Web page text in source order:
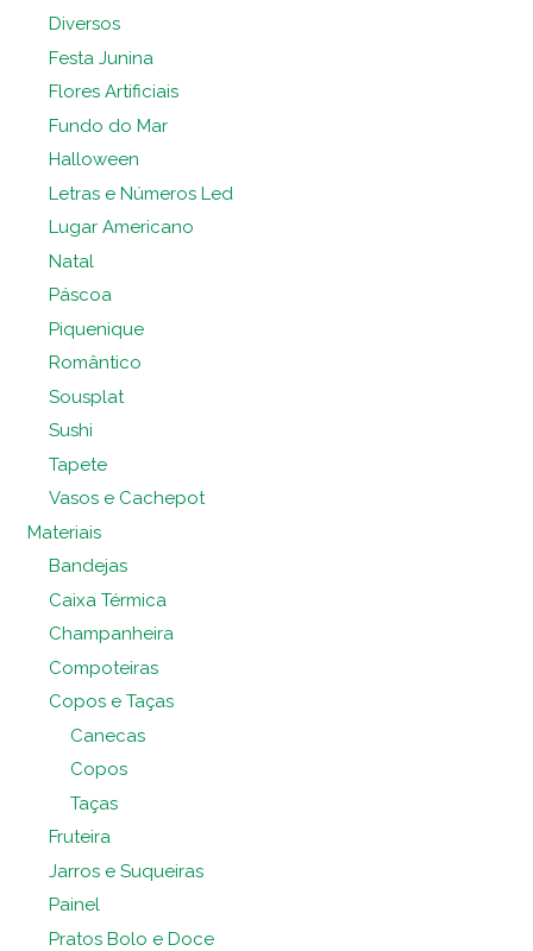
Diversos
Festa Junina
Flores Artificiais
Fundo do Mar
Halloween
Letras e Números Led
Lugar Americano
Natal
Páscoa
Piquenique
Romântico
Sousplat
Sushi
Tapete
Vasos e Cachepot
Materiais
Bandejas
Caixa Térmica
Champanheira
Compoteiras
Copos e Taças
Canecas
Copos
Taças
Fruteira
Jarros e Suqueiras
Painel
Pratos Bolo e Doce